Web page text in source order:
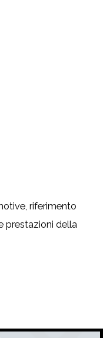
riferimento
prestazioni della